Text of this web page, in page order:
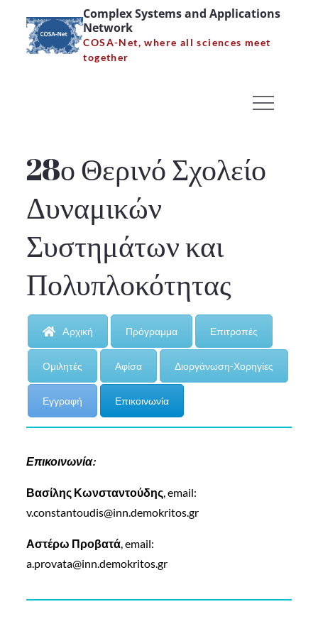
content
Complex Systems and Applications
Network
COSA-Net, where all sciences meet
together
28ο Θερινό Σχολείο
Δυναμικών Συστημάτων
και Πολυπλοκότητας –
Home
28ο Θερινό Σχολείο Δυναμικών Συστημάτων και
Πολυπλοκότητας – Eπικοινωνία
28ο Θερινό Σχολείο
Δυναμικών
Συστημάτων και
Πολυπλοκότητας
Aρχική Πρόγραμμα Επιτροπές
Ομιλητές Αφίσα Διοργάνωση-Χορηγίες
Εγγραφή Επικοινωνία
Επικοινωνία:
Βασίλης Κωνσταντούδης, email:
v.constantoudis@inn.demokritos.gr
Αστέρω Προβατά, email:
a.provata@inn.demokritos.gr